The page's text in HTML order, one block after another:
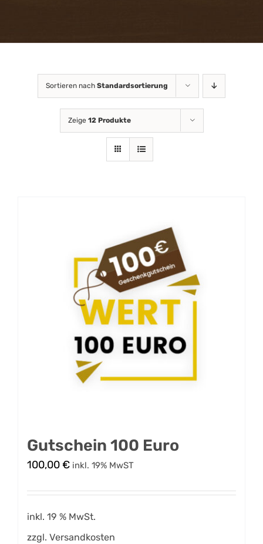
Gastronomie
Gutscheinshop Online
Sortieren nach Standardsortierung
Zeige 12 Produkte
Gutschein 100 Euro
100,00€ inkl. 19% MwST
inkl. 19 % MwSt.
zzgl. Versandkosten